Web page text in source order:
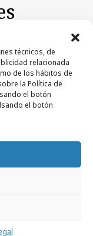
técnicos, de
relacionada
de los hábitos de
la Política de
el botón
el botón
cultural y